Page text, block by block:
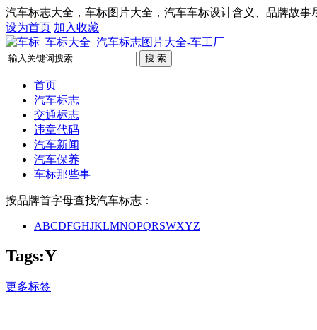
汽车标志大全，车标图片大全，汽车车标设计含义、品牌故事
设为首页 加入收藏
搜 索
首页
汽车标志
交通标志
违章代码
汽车新闻
汽车保养
车标那些事
按品牌首字母查找汽车标志：
ABCDFGHJKLMNOPQRSWXYZ
Tags:Y
更多标签